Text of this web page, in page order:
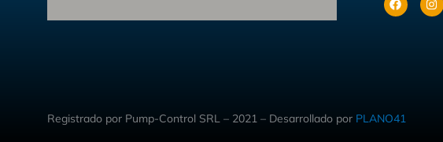
Registrado por Pump-Control SRL – 2021 – Desarrollado por PLANO41